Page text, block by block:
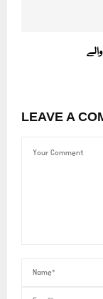
LEAVE A